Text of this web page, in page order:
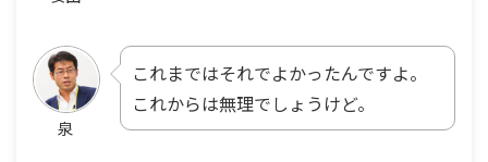
泉
これまではそれでよかったんですよ。
これからは無理でしょうけど。